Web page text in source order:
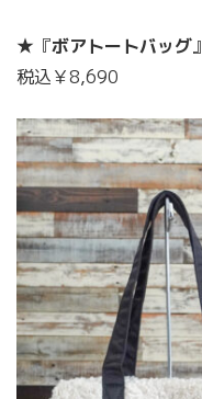
★『ボアトートバッグ』
税込￥8,690